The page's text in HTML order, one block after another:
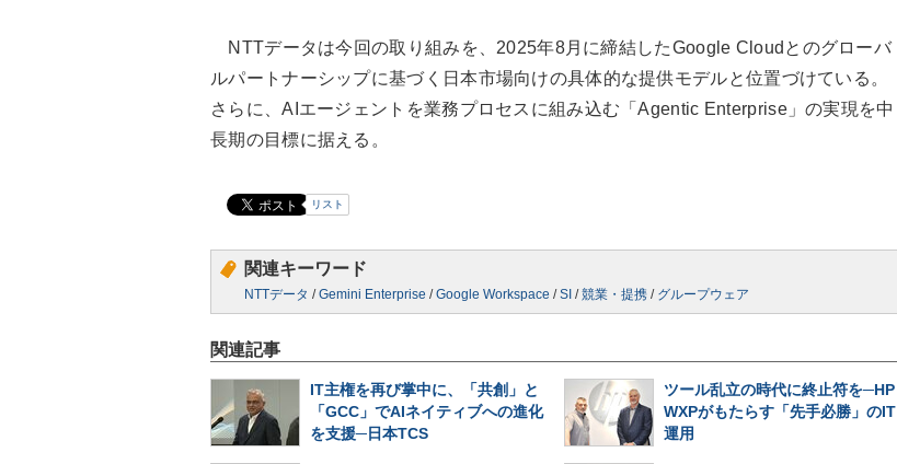
NTTデータは今回の取り組みを、2025年8月に締結したGoogle Cloudとのグローバ
ルパートナーシップに基づく日本市場向けの具体的な提供モデルと位置づけている。
さらに、AIエージェントを業務プロセスに組み込む「Agentic Enterprise」の実現を中
長期の目標に据える。
リスト
関連キーワード
NTTデータ /Gemini Enterprise /Google Workspace /SI /競業・提携 / グループウェア
関連記事
IT主権を再び掌中に、「共創」と
「GCC」でAIネイティブへの進化
を支援─日本TCS
ツール乱立の時代に終止符を─HP
WXPがもたらす「先手必勝」のIT
運用